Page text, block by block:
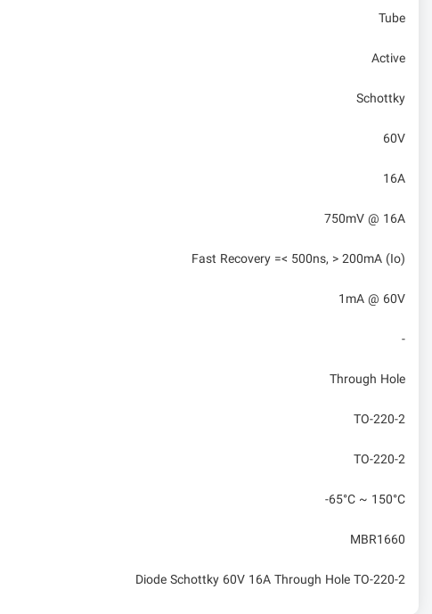
Tube
Active
Schottky
60V
16A
750mV @ 16A
Fast Recovery =< 500ns, > 200mA (Io)
1mA @ 60V
-
Through Hole
TO-220-2
TO-220-2
-65°C ~ 150°C
MBR1660
Diode Schottky 60V 16A Through Hole TO-220-2